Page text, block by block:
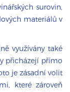
surovin,
materiálů v
využívány také
přicházejí přímo
je zásadní volit
které zároveň